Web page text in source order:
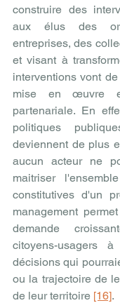
construire des
aux élus des
entreprises, des
et visant à
interventions vont
mise en œuvre
partenariale. En
politiques
deviennent de plus
aucun acteur ne
maitriser
constitutives d'un
management
demande
citoyens-usagers
décisions qui
ou la trajectoire de
de leur territoire [16].